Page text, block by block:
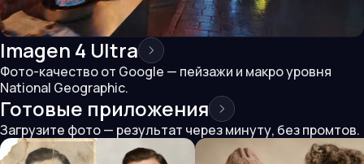
Imagen 4 Ultra
Фото-качество от Google — пейзажи и макро уровня
National Geographic.
Готовые приложения
Загрузите фото — результат через минуту, без промтов.